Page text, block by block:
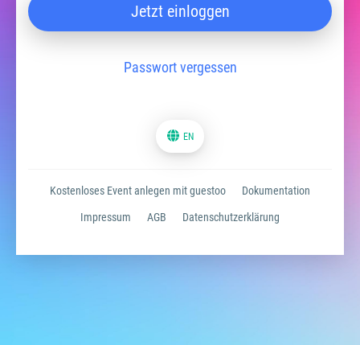
Jetzt einloggen
Passwort vergessen
EN
Kostenloses Event anlegen mit guestoo Dokumentation
Impressum AGB Datenschutzerklärung